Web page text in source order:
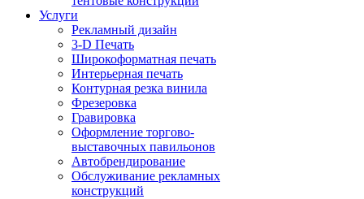
Услуги
Рекламный дизайн
3-D Печать
Широкоформатная печать
Интерьерная печать
Контурная резка винила
Фрезеровка
Гравировка
Оформление торгово-
выставочных павильонов
Автобрендирование
Обслуживание рекламных
конструкций